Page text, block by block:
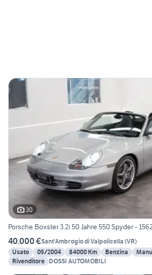
30
Porsche Boxster 3.2i 50 Jahre 550 Spyder -
40.000 €Sant'Ambrogio di Valpolicella (VR)
Usato
05/2004 84000 Km Benzina
Rivenditore DOSSI AUTOMOBILI